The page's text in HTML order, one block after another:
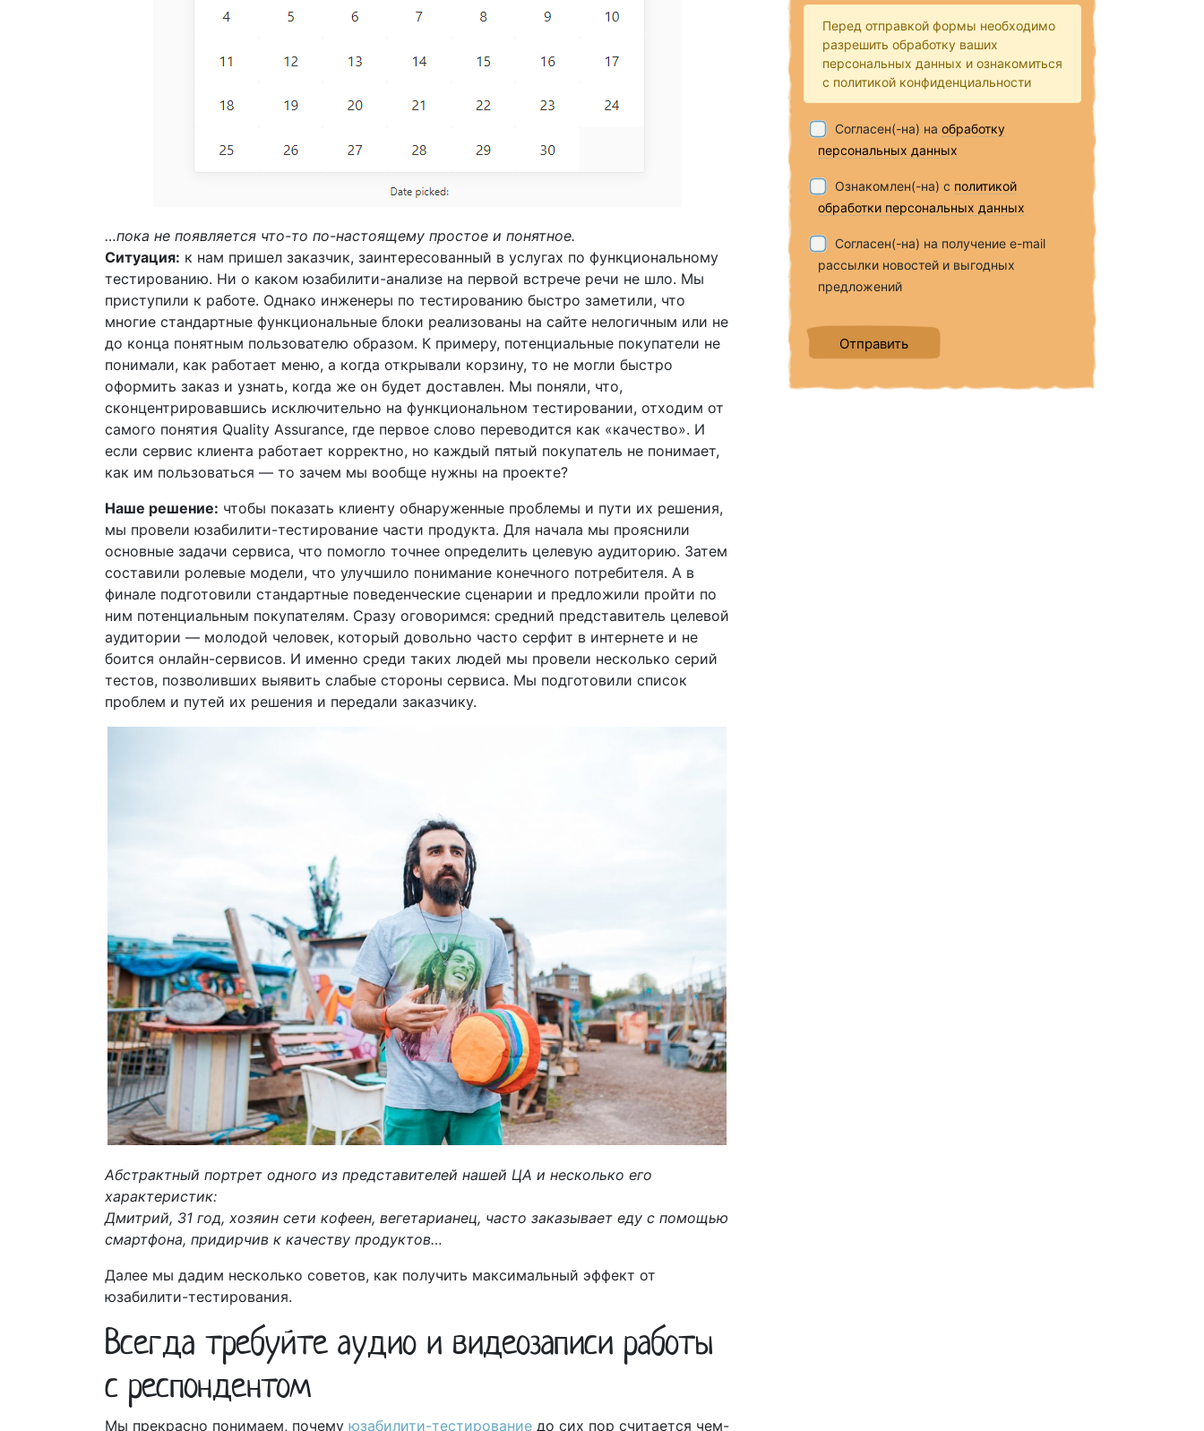
…пока не появляется что-то по-настоящему простое и понятное.
Ситуация: к нам пришел заказчик, заинтересованный в услугах по функциональному
тестированию. Ни о каком юзабилити-анализе на первой встрече речи не шло. Мы
приступили к работе. Однако инженеры по тестированию быстро заметили, что
многие стандартные функциональные блоки реализованы на сайте нелогичным или не
до конца понятным пользователю образом. К примеру, потенциальные покупатели не
понимали, как работает меню, а когда открывали корзину, то не могли быстро
оформить заказ и узнать, когда же он будет доставлен. Мы поняли, что,
сконцентрировавшись исключительно на функциональном тестировании, отходим от
самого понятия Quality Assurance, где первое слово переводится как «качество». И
если сервис клиента работает корректно, но каждый пятый покупатель не понимает,
как им пользоваться — то зачем мы вообще нужны на проекте?
Наше решение: чтобы показать клиенту обнаруженные проблемы и пути их решения,
мы провели юзабилити-тестирование части продукта. Для начала мы прояснили
основные задачи сервиса, что помогло точнее определить целевую аудиторию. Затем
составили ролевые модели, что улучшило понимание конечного потребителя. А в
финале подготовили стандартные поведенческие сценарии и предложили пройти по
ним потенциальным покупателям. Сразу оговоримся: средний представитель целевой
аудитории — молодой человек, который довольно часто серфит в интернете и не
боится онлайн-сервисов. И именно среди таких людей мы провели несколько серий
тестов, позволивших выявить слабые стороны сервиса. Мы подготовили список
проблем и путей их решения и передали заказчику.
Абстрактный портрет одного из представителей нашей ЦА и несколько его
характеристик:
Дмитрий, 31 год, хозяин сети кофеен, вегетарианец, часто заказывает еду c помощью
смартфона, придирчив к качеству продуктов…
Далее мы дадим несколько советов, как получить максимальный эффект от
юзабилити-тестирования.
Всегда требуйте аудио и видеозаписи работы
с респондентом
Мы прекрасно понимаем, почему юзабилити-тестирование до сих пор считается чем-
Перед отправкой формы необходимо
разрешить обработку ваших
персональных данных и ознакомиться
с политикой конфиденциальности
Согласен(-на) на обработку
персональных данных
Ознакомлен(-на) с политикой
обработки персональных данных
Согласен(-на) на получение e-mail
рассылки новостей и выгодных
предложений